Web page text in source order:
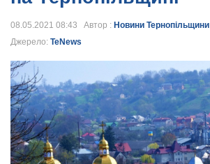
08.05.2021 08:43 Автор : Новини Тернопільщини
Джерело: TeNews